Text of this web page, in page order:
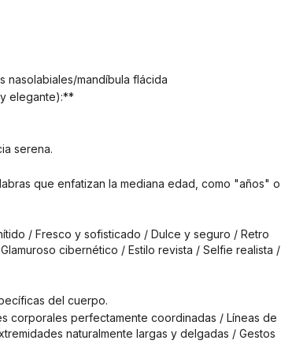
nasolabiales/mandíbula flácida
elegante):**
serena.
cibernético / Estilo revista / Selfie realista /
del cuerpo.
naturalmente largas y delgadas / Gestos